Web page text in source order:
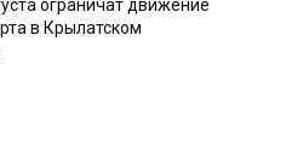
ограничат движение
в Крылатском